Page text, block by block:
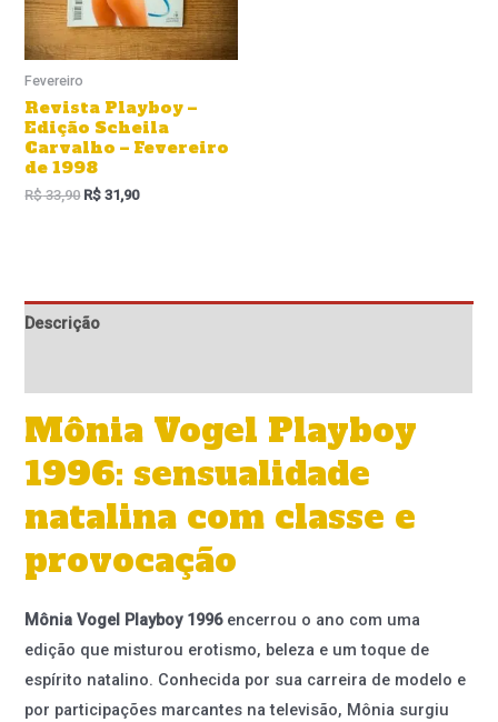
Fevereiro
Revista Playboy –
Edição Scheila
Carvalho – Fevereiro
de 1998
R$33,90 R$ 31,90
Descrição
Mônia Vogel Playboy
1996: sensualidade
natalina com classe e
provocação
Mônia Vogel Playboy 1996encerrou o ano com uma
edição que misturou erotismo, beleza e um toque de
espírito natalino. Conhecida por sua carreira de modelo e
por participações marcantes na televisão, Mônia surgiu